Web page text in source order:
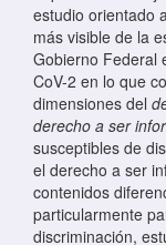
estudio orientado
más visible de la
Gobierno Federal
CoV-2 en lo que
dimensiones del
derecho a ser
susceptibles de
el derecho a ser
contenidos
particularmente
discriminación,